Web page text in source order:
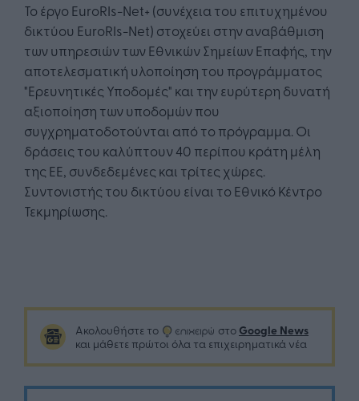
Το έργο EuroRIs-Net+ (συνέχεια του επιτυχημένου
δικτύου EuroRIs-Net) στοχεύει στην αναβάθμιση
των υπηρεσιών των Εθνικών Σημείων Επαφής, την
αποτελεσματική υλοποίηση του προγράμματος
"Ερευνητικές Υποδομές" και την ευρύτερη δυνατή
αξιοποίηση των υποδομών που
συγχρηματοδοτούνται από το πρόγραμμα. Οι
δράσεις του καλύπτουν 40 περίπου κράτη μέλη
της ΕΕ, συνδεδεμένες και τρίτες χώρες.
Συντονιστής του δικτύου είναι το Εθνικό Κέντρο
Τεκμηρίωσης.
Ακολουθήστε το στο Google News
και μάθετε πρώτοι όλα τα επιχειρηματικά νέα